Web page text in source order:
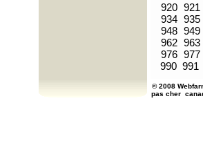
920 921
934 935
948 949
962 963
976 977
990 991
© 2008
pas cher